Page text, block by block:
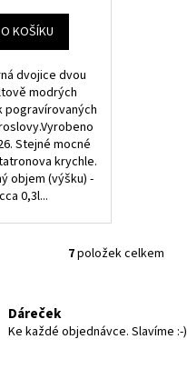
KOŠÍKU
dvojice dvou
modrých
pogravírovaných
Stejné mocné
krychle.
objem (výšku) -
cca 0,3l...
O
d
7položek celkem
Dáreček
Ke každé objednávce. Slavíme :-)